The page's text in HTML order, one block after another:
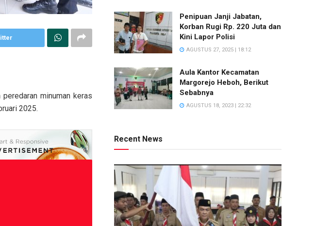
minuman keras
2025.
Penipuan Janji Jabatan,
Korban Rugi Rp. 220 Juta dan
Kini Lapor Polisi
AGUSTUS 27, 2025 | 18:12
Aula Kantor Kecamatan
Margorejo Heboh, Berikut
Sebabnya
AGUSTUS 18, 2023 | 22:32
Recent News